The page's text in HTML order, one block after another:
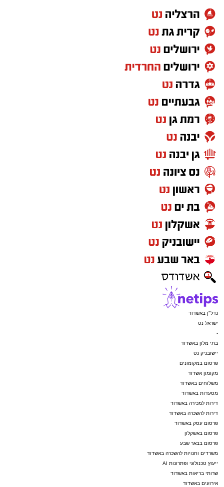
נדל"ן באשדוד
ישראל נט
-
בתי מלון באשדוד
יישובניק נט
פרסום במקומונים
מקומון אשדוד
משלוחים באשדוד
מסעדות באשדוד
דירות למכירה באשדוד
דירות להשכרה באשדוד
פרסום עסק באשדוד
פרסום באשקלון
פרסום בבאר שבע
משרדים וחנויות להשכרה באשדוד
ייעוץ טכנולוגי ופתרונות AI
שרותי בריאות באשדוד
אירועים באשדוד